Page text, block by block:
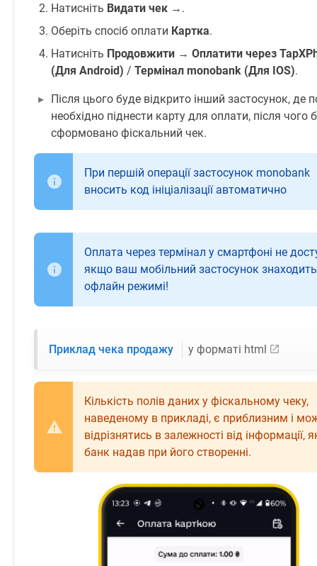
Натисніть Видати чек → .
Оберіть спосіб оплати Картка.
Натисніть Продовжити → Оплатити через
(Для Android) / Термінал monobank (Для IOS).
Після цього буде відкрито інший застосунок, де
необхідно піднести карту для оплати, після чого
сформовано фіскальний чек.
При першій операції застосунок monobank
вносить код ініціалізації автоматично
Оплата через термінал у смартфоні не
якщо ваш мобільний застосунок
офлайн режимі!
Приклад чека продажу у форматі html
Кількість полів даних у фіскальному чеку,
наведеному в прикладі, є приблизним і
відрізнятись в залежності від інформації,
банк надав при його створенні.